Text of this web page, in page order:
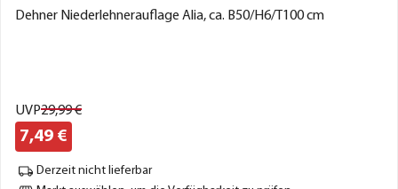
Dehner Niederlehnerauflage Alia, ca. B50/H6/T100 cm
UVP29,99€
7,49 €
Derzeit nicht lieferbar